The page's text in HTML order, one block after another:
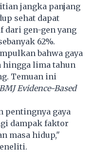
jangka panjang
sehat dapat
dari gen-gen yang
62%.
bahwa gaya
hingga lima tahun
Temuan ini
BMJ Evidence-Based
pentingnya gaya
dampak faktor
masa hidup,"